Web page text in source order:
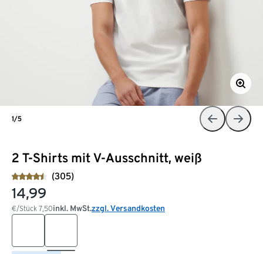
2 T-Shirts mit V-Ausschnitt, weiß
(305)
14,99
€/Stück 7,50inkl. MwSt.zzgl. Versandkosten
1/5